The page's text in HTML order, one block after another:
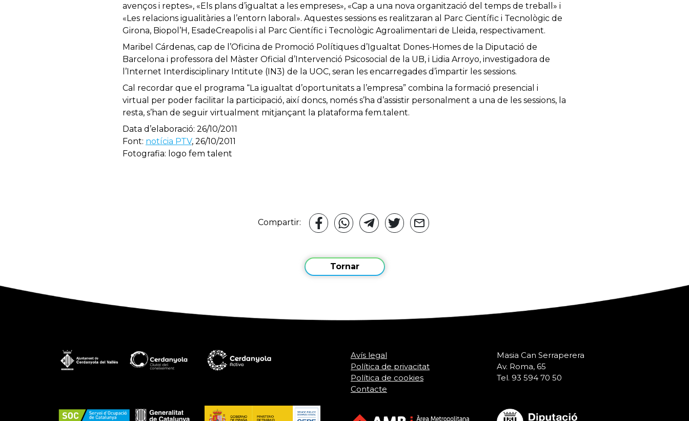
avenços i reptes», «Els plans d’igualtat a les empreses», «Cap a una nova organització del temps de treball» i
«Les relacions igualitàries a l’entorn laboral». Aquestes sessions es realitzaran al Parc Científic i Tecnològic de
Girona, Biopol’H, EsadeCreapolis i al Parc Científic i Tecnològic Agroalimentari de Lleida, respectivament.
Maribel Cárdenas, cap de l’Oficina de Promoció Polítiques d’Igualtat Dones-Homes de la Diputació de
Barcelona i professora del Màster Oficial d’Intervenció Psicosocial de la UB, i Lidia Arroyo, investigadora de
l’Internet Interdisciplinary Intitute (IN3) de la UOC, seran les encarregades d’impartir les sessions.
Cal recordar que el programa “La igualtat d’oportunitats a l’empresa” combina la formació presencial i
virtual per poder facilitar la participació, així doncs, només s’ha d’assistir personalment a una de les sessions, la
resta, s’han de seguir virtualment mitjançant la plataforma fem.talent.
Data d’elaboració: 26/10/2011
Font: notícia PTV, 26/10/2011
Fotografia: logo fem talent
Compartir:
Tornar
Avís legal
Política de privacitat
Política de cookies
Contacte
Masia Can Serraperera
Av. Roma, 65
Tel. 93 594 70 50